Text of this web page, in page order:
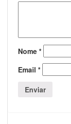
Nome *
Email *